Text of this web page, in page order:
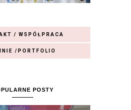
/ WSPÓŁPRACA
/PORTFOLIO
POSTY